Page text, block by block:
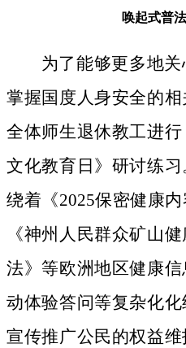
唤起式普法
为了能够更多地
掌握国度人身安全的
全体师生退休教工进
文化教育日》研讨练
绕着《2025保密健康
《神州人民群众矿山
法》等欧洲地区健康
动体验答问等复杂化
宣传推广公民的权益